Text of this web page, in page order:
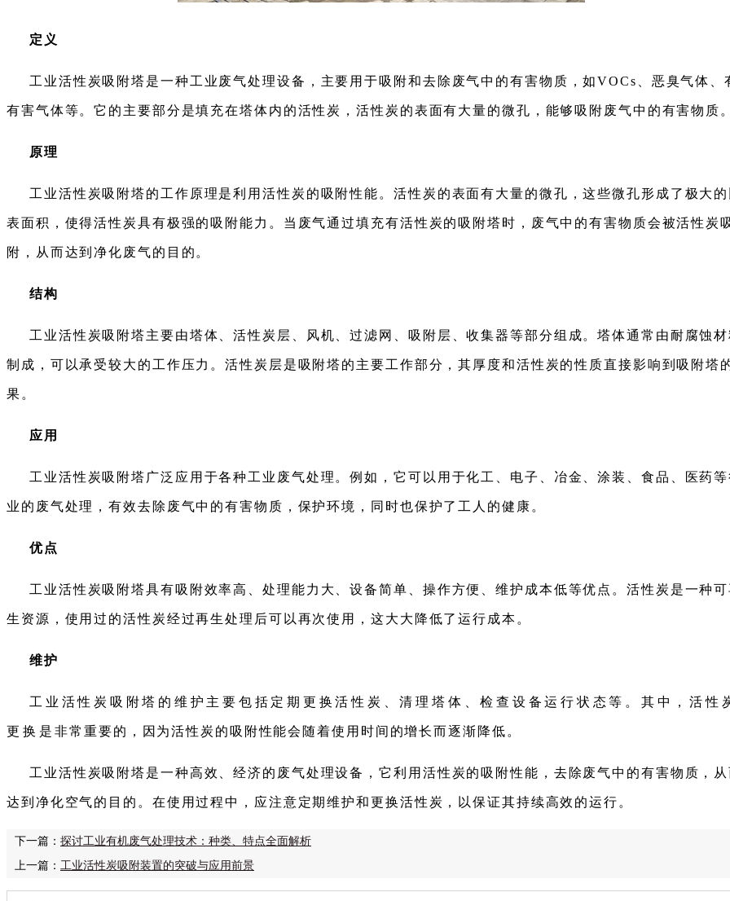
定义
工业活性炭吸附塔是一种工业废气处理设备，主要用于吸附和去除废气中的有害物质，如VOCs、恶臭气体、
有害气体等。它的主要部分是填充在塔体内的活性炭，活性炭的表面有大量的微孔，能够吸附废气中的有害物质
原理
工业活性炭吸附塔的工作原理是利用活性炭的吸附性能。活性炭的表面有大量的微孔，这些微孔形成了极大
表面积，使得活性炭具有极强的吸附能力。当废气通过填充有活性炭的吸附塔时，废气中的有害物质会被活性炭
附，从而达到净化废气的目的。
结构
工业活性炭吸附塔主要由塔体、活性炭层、风机、过滤网、吸附层、收集器等部分组成。塔体通常由耐腐蚀
制成，可以承受较大的工作压力。活性炭层是吸附塔的主要工作部分，其厚度和活性炭的性质直接影响到吸附塔
果。
应用
工业活性炭吸附塔广泛应用于各种工业废气处理。例如，它可以用于化工、电子、冶金、涂装、食品、医药
业的废气处理，有效去除废气中的有害物质，保护环境，同时也保护了工人的健康。
优点
工业活性炭吸附塔具有吸附效率高、处理能力大、设备简单、操作方便、维护成本低等优点。活性炭是一种
生资源，使用过的活性炭经过再生处理后可以再次使用，这大大降低了运行成本。
维护
工业活性炭吸附塔的维护主要包括定期更换活性炭、清理塔体、检查设备运行状态等。其中，活性
更换是非常重要的，因为活性炭的吸附性能会随着使用时间的增长而逐渐降低。
工业活性炭吸附塔是一种高效、经济的废气处理设备，它利用活性炭的吸附性能，去除废气中的有害物质，
达到净化空气的目的。在使用过程中，应注意定期维护和更换活性炭，以保证其持续高效的运行。
下一篇： 探讨工业有机废气处理技术：种类、特点全面解析
上一篇： 工业活性炭吸附装置的突破与应用前景